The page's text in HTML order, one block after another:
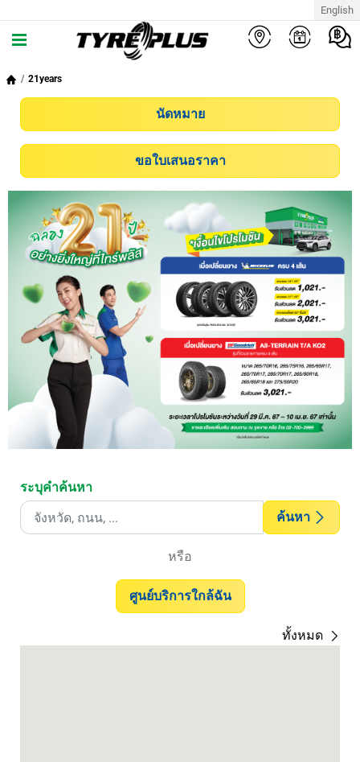
English
21years
นัดหมาย
ขอใบเสนอราคา
ระบุคำค้นหา
ค้นหา
หรือ
ศูนย์บริการใกล้ฉัน
ทั้งหมด